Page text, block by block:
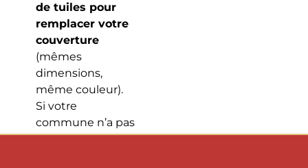
de tuiles pour
remplacer votre
couverture
(mêmes
dimensions,
même couleur).
Si votre
commune n’a pas
imposé de règles